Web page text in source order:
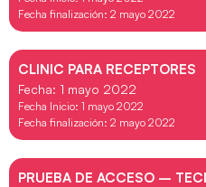
Fecha finalización: 2 mayo 2022
CLINIC PARA RECEPTORES
Fecha: 1 mayo 2022
Fecha Inicio: 1 mayo 2022
Fecha finalización: 2 mayo 2022
PRUEBA DE ACCESO –